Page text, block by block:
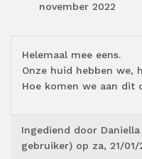
november 2022
Helemaal mee eens.
Onze huid hebben we,
Hoe komen we aan dit
Ingediend door
gebruiker) op za, 21/